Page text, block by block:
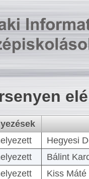
Hegyesi
Bálint
Kiss